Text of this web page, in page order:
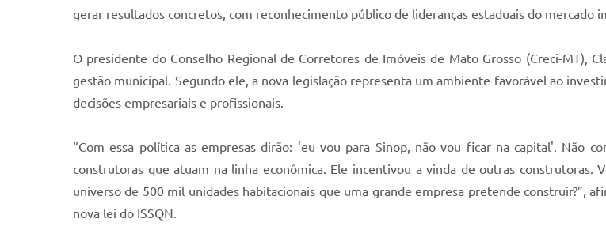
gerar resultados concretos, com reconhecimento público de lideranças estaduais do mercado
O presidente do Conselho Regional de Corretores de Imóveis de Mato Grosso (Creci-MT),
gestão municipal. Segundo ele, a nova legislação representa um ambiente favorável ao
decisões empresariais e profissionais.
“Com essa política as empresas dirão: 'eu vou para Sinop, não vou ficar na capital'. Não
construtoras que atuam na linha econômica. Ele incentivou a vinda de outras
universo de 500 mil unidades habitacionais que uma grande empresa pretende construir?”,
nova lei do ISSQN.